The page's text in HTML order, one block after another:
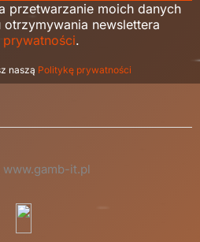
przetwarzanie moich danych
newslettera
prywatności.
naszą Politykę prywatności
it.pl